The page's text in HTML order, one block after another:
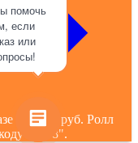
помочь
если
или
от 1390 руб. Ролл
"0708".